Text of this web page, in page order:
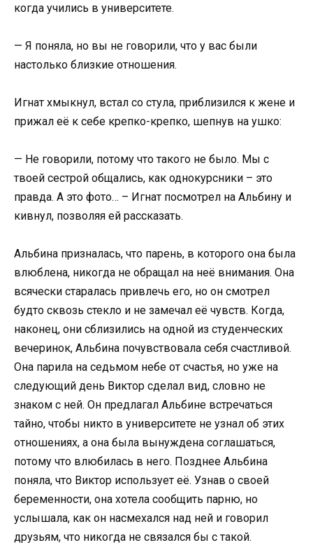
когда учились в университете.
— Я поняла, но вы не говорили, что у вас были
настолько близкие отношения.
Игнат хмыкнул, встал со стула, приблизился к жене и
прижал её к себе крепко-крепко, шепнув на ушко:
— Не говорили, потому что такого не было. Мы с
твоей сестрой общались, как однокурсники – это
правда. А это фото… – Игнат посмотрел на Альбину и
кивнул, позволяя ей рассказать.
Альбина призналась, что парень, в которого она была
влюблена, никогда не обращал на неё внимания. Она
всячески старалась привлечь его, но он смотрел
будто сквозь стекло и не замечал её чувств. Когда,
наконец, они сблизились на одной из студенческих
вечеринок, Альбина почувствовала себя счастливой.
Она парила на седьмом небе от счастья, но уже на
следующий день Виктор сделал вид, словно не
знаком с ней. Он предлагал Альбине встречаться
тайно, чтобы никто в университете не узнал об этих
отношениях, а она была вынуждена соглашаться,
потому что влюбилась в него. Позднее Альбина
поняла, что Виктор использует её. Узнав о своей
беременности, она хотела сообщить парню, но
услышала, как он насмехался над ней и говорил
друзьям, что никогда не связался бы с такой.